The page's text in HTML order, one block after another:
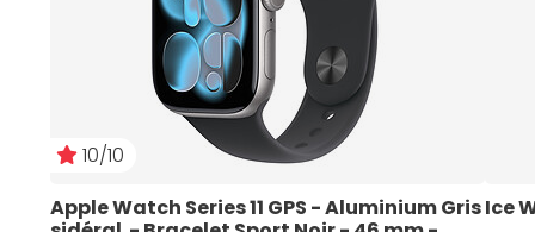
10/10
Apple Watch Series 11 GPS - Aluminium Gris Ice